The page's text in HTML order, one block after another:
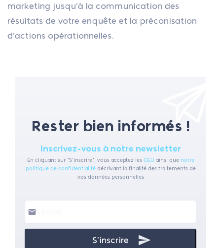
marketing jusqu’à la communication des
résultats de votre enquête et la préconisation
d’actions opérationnelles.
Rester bien informés !
Inscrivez-vous à notre newsletter
En cliquant sur "S'inscrire", vous acceptez les CGU ainsi que notre
politique de confidentialitédécrivant la finalité des traitements de
vos données personnelles